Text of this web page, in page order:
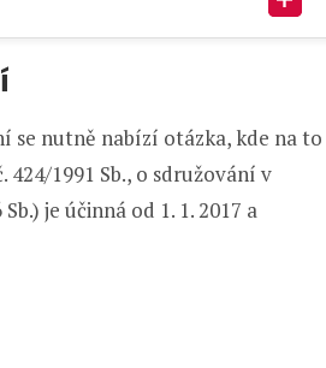
se nutně nabízí otázka, kde na to
1991 Sb., o sdružování v
je účinná od 1. 1. 2017 a